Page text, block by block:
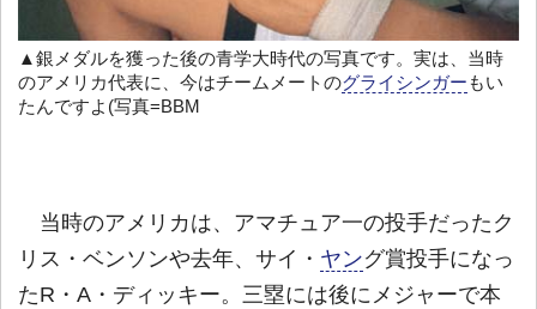
▲銀メダルを獲った後の青学大時代の写真です。実は、当時
のアメリカ代表に、今はチームメートのグライシンガー もい
たんですよ(写真=BBM
当時のアメリカは、アマチュア一の投手だったク
リス・ベンソンや去年、サイ・ ヤング賞投手になっ
たR・A・ディッキー。三塁には後にメジャーで本